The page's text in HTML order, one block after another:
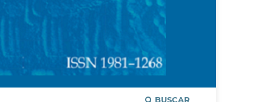
BUSCAR